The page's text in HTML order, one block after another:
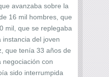
avanzaba sobre la
16 mil hombres, que
mil, que se replegaba
del joven
que tenía 33 años de
negociación con
sido interrumpida